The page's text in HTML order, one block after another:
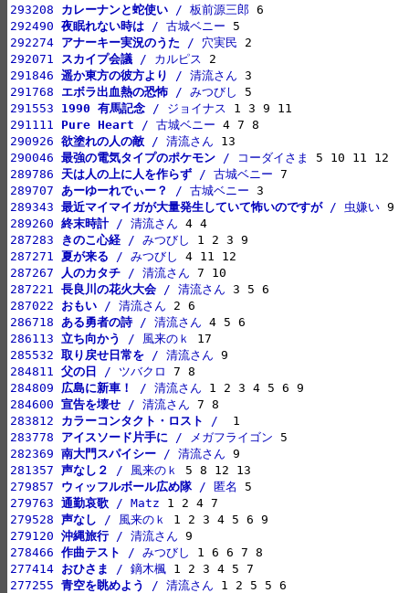
293208 カレーナンと蛇使い / 板前源三郎
292490 夜眠れない時は / 古城ベニー
292274 アナーキー実況のうた / 穴実民
292071
スカイプ会議 / カルピス
291846 遥か東方の彼方より / 清流さん
291768 エボラ出血熱の恐怖 / みつびし
291553 1990 有馬記念 / ジョイナス
291111 Pure Heart / 古城ベニー
290926 欲塗れの人の敵 / 清流さん
290046 最強の電気タイプのポケモン / コーダイさま
289786 天は人の上に人を作らず / 古城ベニー
289707 あーゆーれでぃー？ / 古城ベニー
289343 最近マイマイガが大量発生していて怖いのですが / 虫嫌い
289260 終末時計 / 清流さん
287283
きのこ心経 / みつびし
287271 夏が来る / みつびし
287267
人のカタチ / 清流さん
287221 長良川の花火大会 / 清流さん
287022 おもい / 清流さん
286718 ある勇者の詩 / 清流さん
286113 立ち向かう / 風来のｋ
285532 取り戻せ日常を / 清流さん
284811 父の日 / ツバクロ
284809 広島に新車！ / 清流さん
284600 宣告を壊せ / 清流さん
283812 カラーコンタクト・ロスト /
283778 アイスソード片手に / メガフライゴン
282369 南大門スパイシー / 清流さん
281357 声なし２ / 風来のｋ
279857 ウィッフルボール広め隊 / 匿名
279763 通勤哀歌 / Matz
279528 声なし / 風来のｋ
279120 沖縄旅行 / 清流さん
278466 作曲テスト / みつびし
277414 おひさま / 鏑木楓
277255 青空を眺めよう / 清流さん